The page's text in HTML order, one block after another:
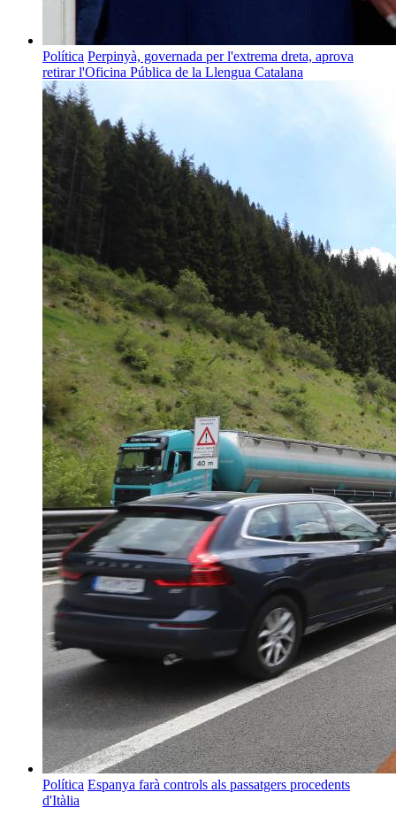
Política Perpinyà, governada per l'extrema dreta, aprova
retirar l'Oficina Pública de la Llengua Catalana
Política Espanya farà controls als passatgers procedents
d'Itàlia